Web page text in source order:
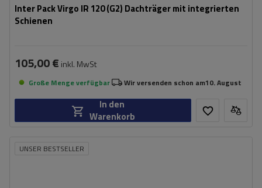
Inter Pack Virgo IR 120 (G2) Dachträger mit integrierten
Schienen
105,00 € inkl. MwSt
Große Menge verfügbar Wir versenden schon am10. August
In den
Warenkorb
UNSER BESTSELLER